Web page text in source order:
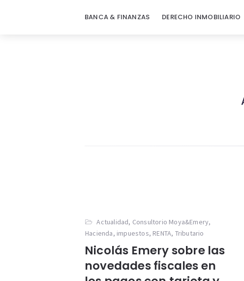
BANCA & FINANZAS DERECHO INMOBILIARIO
Actualidad, Consultorio Moya&Emery,
Hacienda, impuestos, RENTA, Tributario
Nicolás Emery sobre las
novedades fiscales en